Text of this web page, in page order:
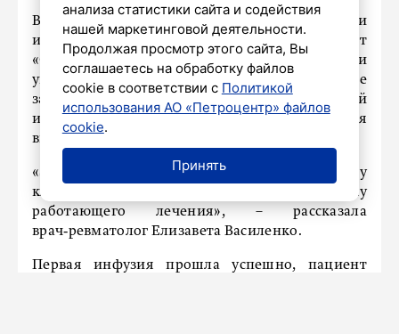
Врачи университетской клиники выбрали
инновационный подход, используя препарат
«Сенипрутуг». Это средство точечно атакует и
уничтожает иммунные клетки, ответственные
за развитие болезни, не вредя остальной
иммунной системе. Препарат вводится
внутривенно в течение 6-8 часов.
«За два года до того, как пациент попал в нашу
клинику, он прошёл долгий путь к поиску
работающего лечения», – рассказала
врач‑ревматолог Елизавета Василенко.
Первая инфузия прошла успешно, пациент
анализа статистики сайта и содействия
нашей маркетинговой деятельности.
Продолжая просмотр этого сайта, Вы
соглашаетесь на обработку файлов
cookie в соответствии с Политикой
использования АО «Петроцентр» файлов
cookie.
Принять